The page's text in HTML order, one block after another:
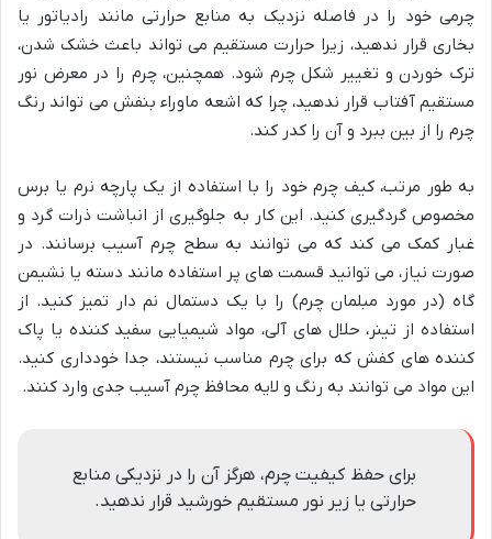
چرمی خود را در فاصله نزدیک به منابع حرارتی مانند رادیاتور یا
بخاری قرار ندهید، زیرا حرارت مستقیم می تواند باعث خشک شدن،
ترک خوردن و تغییر شکل چرم شود. همچنین، چرم را در معرض نور
مستقیم آفتاب قرار ندهید، چرا که اشعه ماوراء بنفش می تواند رنگ
چرم را از بین ببرد و آن را کدر کند.
به طور مرتب، کیف چرم خود را با استفاده از یک پارچه نرم یا برس
مخصوص گردگیری کنید. این کار به جلوگیری از انباشت ذرات گرد و
غبار کمک می کند که می توانند به سطح چرم آسیب برسانند. در
صورت نیاز، می توانید قسمت های پر استفاده مانند دسته یا نشیمن
گاه (در مورد مبلمان چرم) را با یک دستمال نم دار تمیز کنید. از
استفاده از تینر، حلال های آلی، مواد شیمیایی سفید کننده یا پاک
کننده های کفش که برای چرم مناسب نیستند، جدا خودداری کنید.
این مواد می توانند به رنگ و لایه محافظ چرم آسیب جدی وارد کنند.
برای حفظ کیفیت چرم، هرگز آن را در نزدیکی منابع
حرارتی یا زیر نور مستقیم خورشید قرار ندهید.